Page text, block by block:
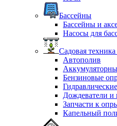
Бассейны
Бассейны и
Насосы для
Садовая
Автополив
Бензиновые
Дождеватели
Запчасти к
Капельный